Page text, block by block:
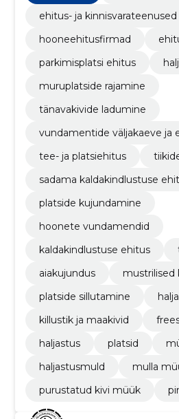
ehitus- ja kinnisvarateenused
hooneehitusfirmad
parkimisplatsi ehitus
muruplatside rajamine
tänavakivide ladumine
vundamentide väljakaeve ja
tee- ja platsiehitus
sadama kaldakindlustuse
platside kujundamine
hoonete vundamendid
kaldakindlustuse ehitus
aiakujundus
mustrilised
platside sillutamine
killustik ja maakivid
haljastus
platsid
haljastusmuld
mulla
purustatud kivi müük